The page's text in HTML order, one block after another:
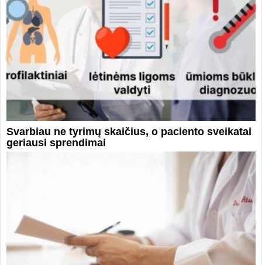
Svarbiau ne tyrimų skaičius, o paciento sveikatai
geriausi sprendimai